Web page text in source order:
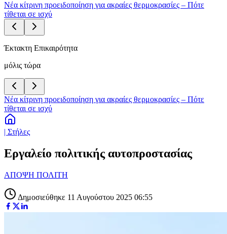
Νέα κίτρινη προειδοποίηση για ακραίες θερμοκρασίες – Πότε
τίθεται σε ισχύ
Έκτακτη Επικαιρότητα
μόλις τώρα
Νέα κίτρινη προειδοποίηση για ακραίες θερμοκρασίες – Πότε
τίθεται σε ισχύ
| Στήλες
Εργαλείο πολιτικής αυτοπροστασίας
ΑΠΟΨΗ ΠΟΛΙΤΗ
Δημοσιεύθηκε 11 Αυγούστου 2025 06:55